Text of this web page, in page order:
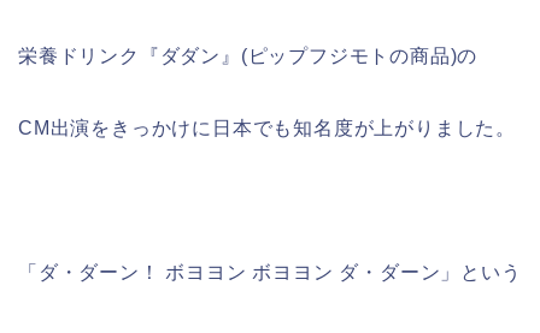
栄養ドリンク『ダダン』(ピップフジモトの商品)の
CM出演をきっかけに日本でも知名度が上がりました。
「ダ・ダーン！ ボヨヨン ボヨヨン ダ・ダーン」という